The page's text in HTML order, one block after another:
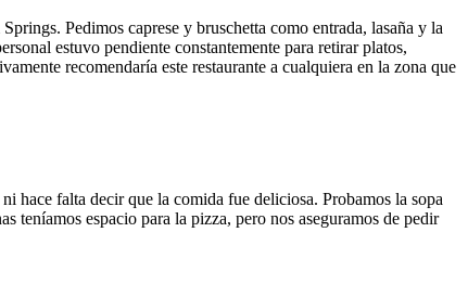
Pedimos caprese y bruschetta como entrada, lasaña y la
estuvo pendiente constantemente para retirar platos,
recomendaría este restaurante a cualquiera en la zona que
hace falta decir que la comida fue deliciosa. Probamos la sopa
teníamos espacio para la pizza, pero nos aseguramos de pedir